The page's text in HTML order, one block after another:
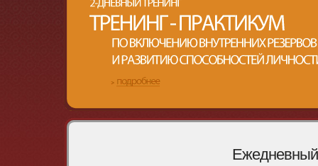
Ежедневный